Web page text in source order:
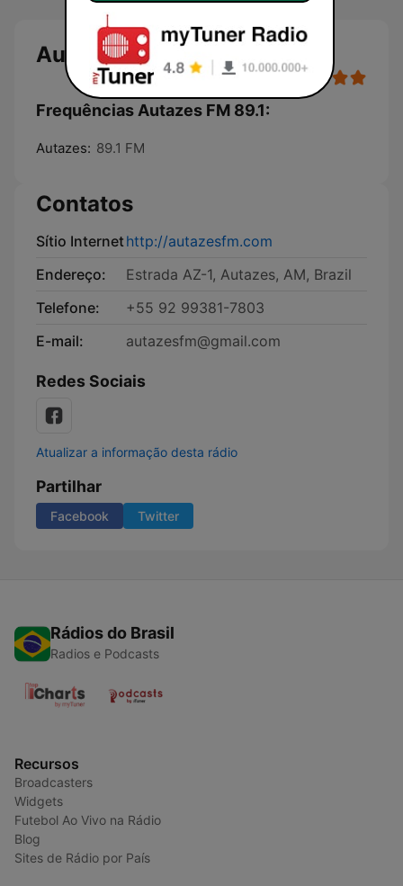
Autazes FM 89.1
Frequências Autazes FM 89.1:
Autazes: 89.1 FM
Contatos
Sítio Internethttp://autazesfm.com
Endereço:
Estrada AZ-1, Autazes, AM, Brazil
Telefone:
+55 92 99381-7803
E-mail:
autazesfm@gmail.com
Redes Sociais
Atualizar a informação desta rádio
Partilhar
Facebook Twitter
Rádios do Brasil
Radios e Podcasts
Recursos
Broadcasters
Widgets
Futebol Ao Vivo na Rádio
Blog
Sites de Rádio por País